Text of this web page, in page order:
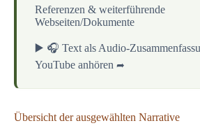
Referenzen & weiterführende
Webseiten/Dokumente
▶️ 🎧 Text als Audio-
YouTube anhören
Übersicht der ausgewählten Narrative